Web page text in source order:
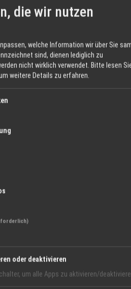
LAHR
% S 2 km/h 20:54
die wir nutzen
welche Information wir über Sie
sind, dienen lediglich zu
nicht wirklich verwendet. Bitte lesen
weitere Details zu erfahren.
oder deaktivieren
um alle Apps zu aktivieren/